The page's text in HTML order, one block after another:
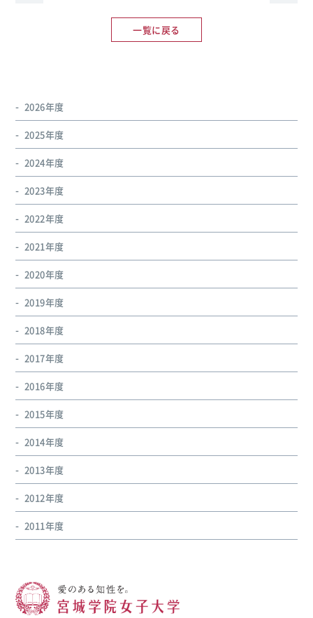
一覧に戻る
2026年度
2025年度
2024年度
2023年度
2022年度
2021年度
2020年度
2019年度
2018年度
2017年度
2016年度
2015年度
2014年度
2013年度
2012年度
2011年度